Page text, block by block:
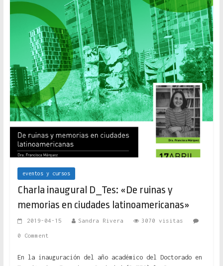
eventos y cursos
Charla inaugural D_Tes: «De ruinas y
memorias en ciudades latinoamericanas»
2019-04-15 Sandra Rivera 3070 visitas
0 Comment
En la inauguración del año académico del Doctorado en